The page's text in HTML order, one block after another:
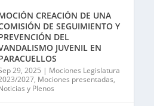
CREACIÓN DE UNA
DE SEGUIMIENTO Y
DEL
JUVENIL EN
29, 2025 | Mociones Legislatura
2027, Mociones presentadas,
y Plenos